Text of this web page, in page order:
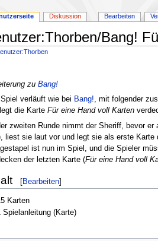
Bang!
zu Bang!
verläuft wie bei Bang!, mit folgender
die Karte Für eine Hand voll Karten
zweiten Runde nimmt der Sheriff, bevor
liest sie laut vor und legt sie als erste
ist nun im Spiel, und die Spieler
der letzten Karte (Für eine Hand voll
[Bearbeiten]
Karten
Spielanleitung (Karte)
Diskussion Bearbeiten